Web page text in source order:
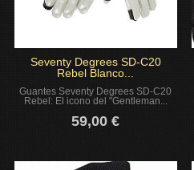
Seventy Degrees SD-C20
Rebel Blanco...
Guantes Seventy Degrees SD-C20
Rebel: El icono del "Gentleman...
59,00 €